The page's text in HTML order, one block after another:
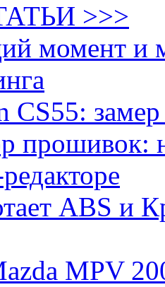
>>>
момент и
CS55:
прошивок:
ABS и
MPV